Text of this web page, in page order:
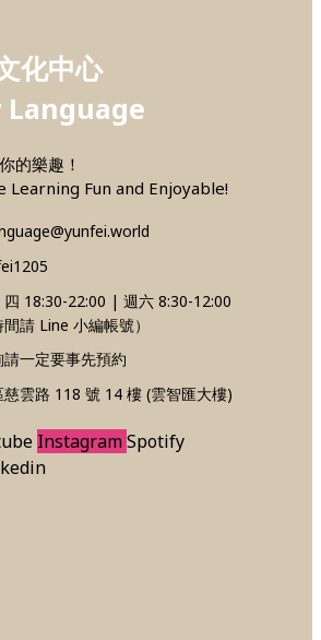
化中心
Language
的樂趣！
Learning Fun and Enjoyable!
四 18:30-22:00 | 週六 8:30-12:00
間請 Line 小編帳號）
一定要事先預約
慈雲路 118 號 14 樓 (雲智匯大樓)
InstagramSpotify